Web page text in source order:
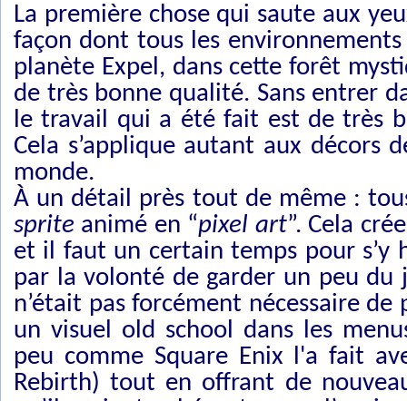
La première chose qui saute aux
façon dont tous les
planète Expel, dans cette forêt
de très bonne qualité. Sans entrer
le travail qui a été fait est de très
Cela s’applique autant aux décors
monde.
À un détail près tout de même :
sprite animé en “pixel art”. Cela
et il faut un certain temps pour s’y
par la volonté de garder un peu du
n’était pas forcément nécessaire
un visuel old school dans les
peu comme Square Enix l'a fait
Rebirth) tout en offrant de